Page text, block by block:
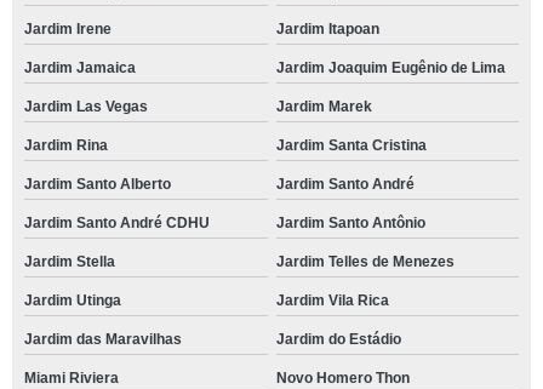
Jardim Irene Jardim Itapoan
Jardim Jamaica Jardim Joaquim Eugênio de Lima
Jardim Las Vegas Jardim Marek
Jardim Rina Jardim Santa Cristina
Jardim Santo Alberto Jardim Santo André
Jardim Santo André CDHU Jardim Santo Antônio
Jardim Stella Jardim Telles de Menezes
Jardim Utinga Jardim Vila Rica
Jardim das Maravilhas Jardim do Estádio
Miami Riviera Novo Homero Thon